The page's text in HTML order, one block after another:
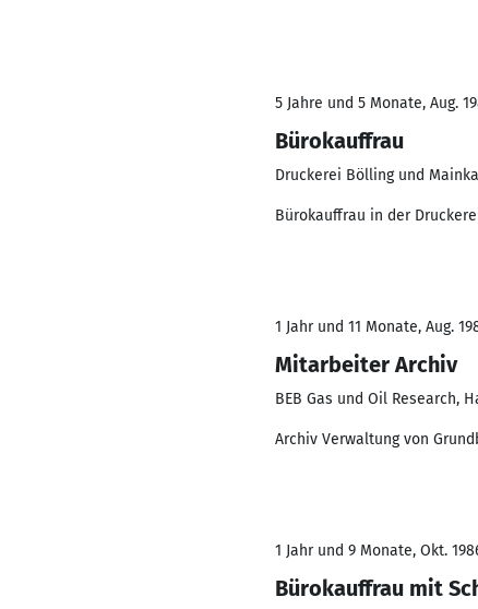
5 Jahre und 5 Monate, Aug.
Bürokauffrau
Druckerei Bölling und Mainka
Bürokauffrau in der
1 Jahr und 11 Monate, Aug.
Mitarbeiter Archiv
BEB Gas und Oil Research,
Archiv Verwaltung von
1 Jahr und 9 Monate, Okt.
Bürokauffrau mit